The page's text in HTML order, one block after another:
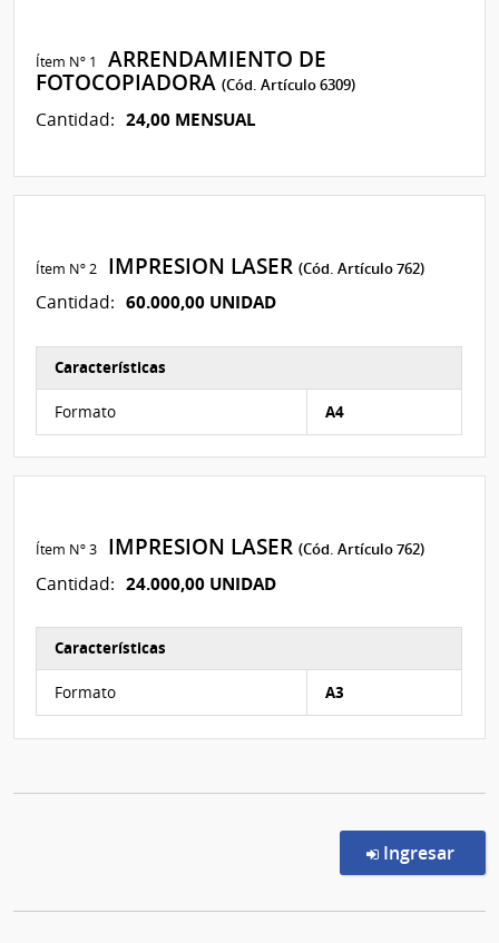
Ítem Nº 1
ARRENDAMIENTO DE
FOTOCOPIADORA(Cód. Artículo 6309)
Cantidad: 24,00 MENSUAL
Ítem Nº 2 IMPRESION LASER(Cód. Artículo 762)
Cantidad: 60.000,00 UNIDAD
Características
Formato A4
Ítem Nº 3 IMPRESION LASER(Cód. Artículo 762)
Cantidad: 24.000,00 UNIDAD
Características
Formato A3
Ingresar